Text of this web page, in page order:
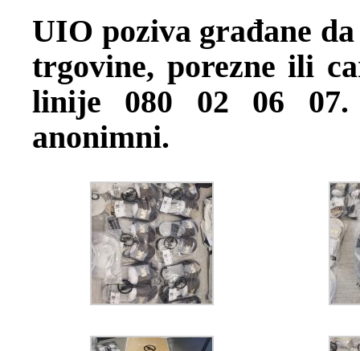
UIO poziva građane
trgovine, porezne ili
linije 080 02 06
anonimni.